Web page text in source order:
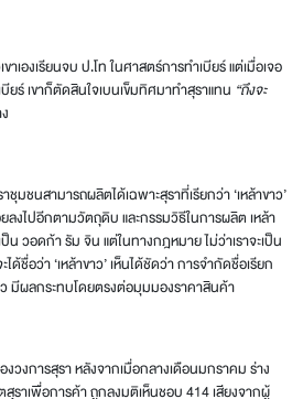
เองเรียนจบ ป.โท ในศาสตร์การทำเบียร์ แต่เมื่อเจอ
ร์ เขาก็ตัดสินใจเบนเข็มทิศมาทำสุราแทน “ถึงจะ
มชนสามารถผลิตได้เฉพาะสุราที่เรียกว่า ‘เหล้าขาว’
ลงไปอีกตามวัตถุดิบ และกรรมวิธีในการผลิต เหล้า
วอดก้า รัม จิน แต่ในทางกฎหมาย ไม่ว่าเราจะเป็น
ด้ชื่อว่า ‘เหล้าขาว’ เห็นได้ชัดว่า การจำกัดชื่อเรียก
ว มีผลกระทบโดยตรงต่อมุมมองราคาสินค้า
งการสุรา หลังจากเมื่อกลางเดือนมกราคม ร่าง
าเพื่อการค้า ถูกลงมติเห็นชอบ 414 เสียงจากผู้